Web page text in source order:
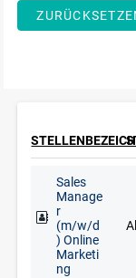
Sales
Manage
r
(m/w/d
) Online
Marketi
ng